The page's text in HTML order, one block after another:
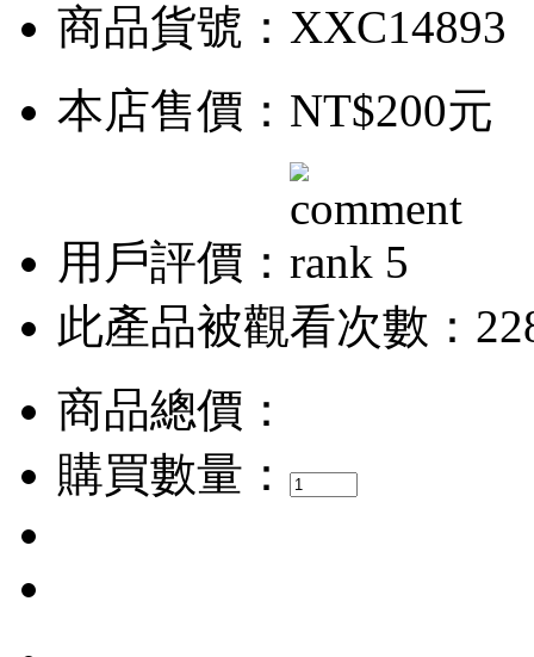
商品貨號：XXC14893
本店售價： NT$200元
用戶評價：
此產品被觀看次數：
商品總價：
購買數量：